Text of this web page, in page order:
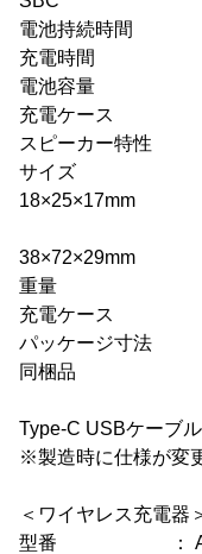
電池持続時間
充電時間
電池容量 ：
充電ケース
スピーカー特性
サイズ ：イ
18×25×17mm
充電ケ
38×72×29mm
重量 ：イヤ
充電ケー
パッケージ寸法
同梱品 ：イ
イヤーフ
Type-C USBケーブル
※製造時に仕様が変
＜ワイヤレス充電器
型番 ：